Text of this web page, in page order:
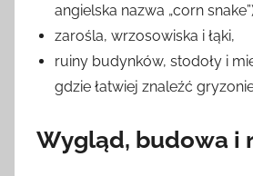
angielska nazwa „corn
zarośla, wrzosowiska i łąki,
ruiny budynków, stodoły i
gdzie łatwiej znaleźć
Wygląd, budowa i